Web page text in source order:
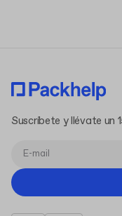
Suscríbete y llévate un